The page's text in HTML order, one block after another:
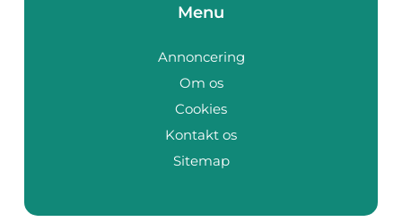
Menu
Annoncering
Om os
Cookies
Kontakt os
Sitemap